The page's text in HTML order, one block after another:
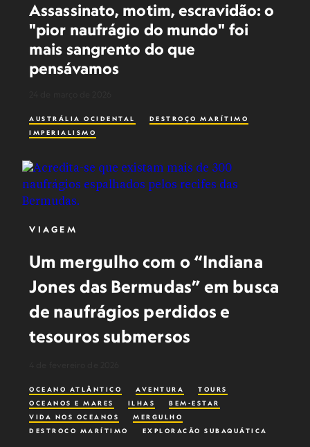
Assassinato, motim, escravidão: o
"pior naufrágio do mundo" foi
mais sangrento do que
pensávamos
AUSTRÁLIA OCIDENTAL
DESTROÇO MARÍTIMO
IMPERIALISMO
VIAGEM
Um mergulho com o “Indiana
Jones das Bermudas” em busca
de naufrágios perdidos e
tesouros submersos
OCEANO ATLÂNTICO AVENTURA
TOURS
OCEANOS E MARES
ILHAS
BEM-ESTAR
VIDA NOS OCEANOS
MERGULHO
DESTROÇO MARÍTIMO
EXPLORAÇÃO SUBAQUÁTICA